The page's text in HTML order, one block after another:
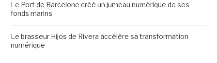
Le Port de Barcelone créé un jumeau numérique de ses
fonds marins
Le brasseur Hijos de Rivera accélère sa transformation
numérique